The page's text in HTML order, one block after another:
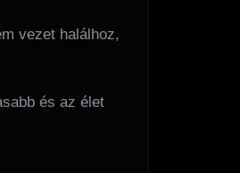
vezet halálhoz,
és az élet